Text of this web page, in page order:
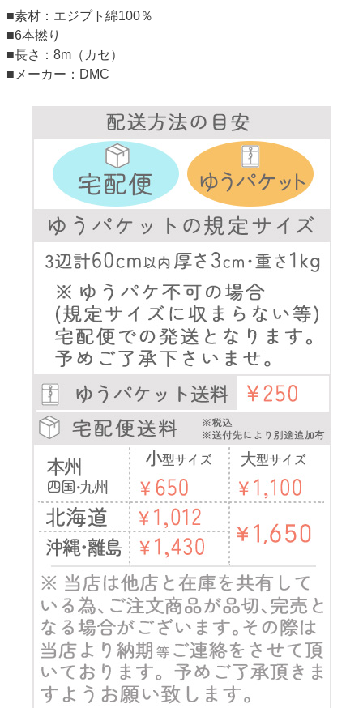
■素材：エジプト綿100％
■6本撚り
■長さ：8m（カセ）
■メーカー：DMC